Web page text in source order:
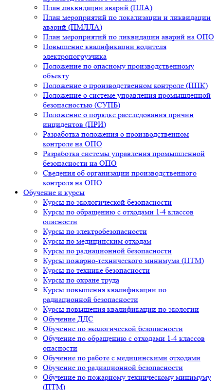
План ликвидации аварий (ПЛА)
План мероприятий по локализации и ликвидации
аварий (ПМЛЛА)
План мероприятий по ликвидации аварий на ОПО
Повышение квалификации водителя
электропогрузчика
Положение по опасному производственному
объекту
Положение о производственном контроле (ППК)
Положение о системе управления промышленной
безопасностью (СУПБ)
Положение о порядке расследования причин
инцидентов (ПРИ)
Разработка положения о производственном
контроле на ОПО
Разработка системы управления промышленной
безопасности на ОПО
Сведения об организации производственного
контроля на ОПО
Обучение и курсы
Курсы по экологической безопасности
Курсы по обращению с отходами 1-4 классов
опасности
Курсы по электробезопасности
Курсы по медицинским отходам
Курсы по радиационной безопасности
Курсы пожарно-технического минимума (ПТМ)
Курсы по технике безопасности
Курсы по охране труда
Курсы повышения квалификации по
радиационной безопасности
Курсы повышения квалификации по экологии
Обучение ДДС
Обучение по экологической безопасности
Обучение по обращению с отходами 1-4 классов
опасности
Обучение по работе с медицинскими отходами
Обучение по радиационной безопасности
Обучение по пожарному техническому минимуму
(ПТМ)